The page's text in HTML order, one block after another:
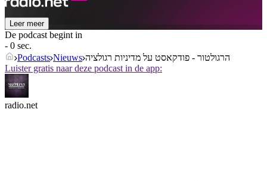
Leer meer
De podcast begint in
- 0 sec.
Podcasts Nieuws הרגולטור - פודקאסט על מדיניות רגולציה
Luister gratis naar deze podcast in de app:
radio.net